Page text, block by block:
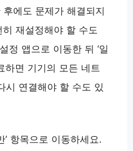
에도 문제가 해결되지
재설정해야 할 수도
정 앱으로 이동한 뒤 ‘일
하면 기기의 모든 네트
시 연결해야 할 수도 있
’ 항목으로 이동하세요.